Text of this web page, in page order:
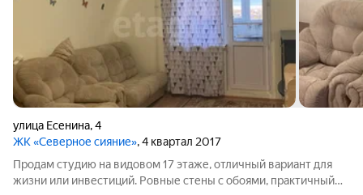
улица Есенина,4
ЖК «Северное сияние», 4 квартал 2017
Продам студию на видовом 17 этаже, отличный вариант для
жизни или инвестиций. Ровные стены с обоями, практичный